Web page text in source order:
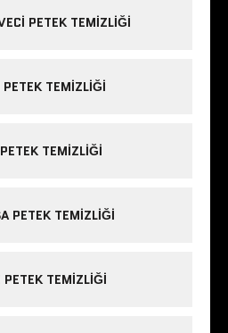
PETEK TEMIZLIĞI
PETEK TEMIZLIĞI
TEMIZLIĞI
PETEK TEMIZLIĞI
PETEK TEMIZLIĞI